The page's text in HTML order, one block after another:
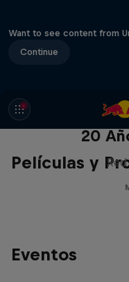
Want to see content from
Continue
Películas y
Red Bull
20
Eventos